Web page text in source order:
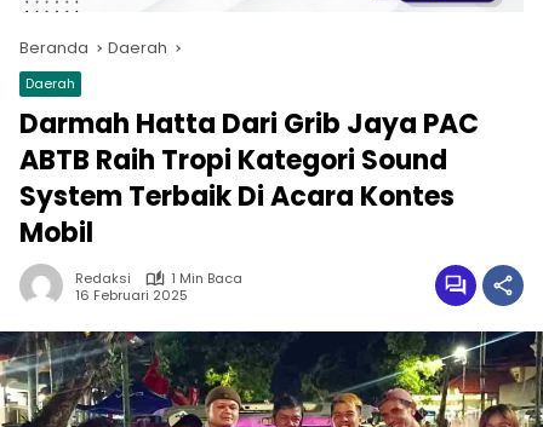
Beranda Daerah
Daerah
Darmah Hatta Dari Grib Jaya PAC
ABTB Raih Tropi Kategori Sound
System Terbaik Di Acara Kontes
Mobil
Redaksi
1 Min Baca
16 Februari 2025